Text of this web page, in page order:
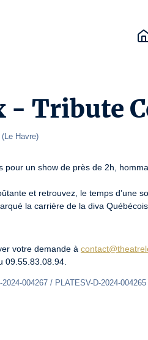
- Tribute
(Le Havre)
pour un show de près de 2h,
et retrouvez, le temps d’une
la carrière de la diva
votre demande à
09.55.83.08.94.
004267 / PLATESV-D-2024-004265